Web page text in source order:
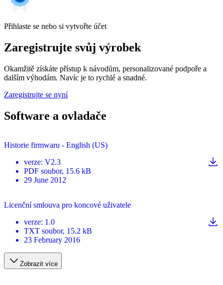
Přihlaste se nebo si vytvořte účet
Zaregistrujte svůj výrobek
Okamžitě získáte přístup k návodům, personalizované podpoře a
dalším výhodám. Navíc je to rychlé a snadné.
Zaregistrujte se nyní
Software a ovladače
Historie firmwaru - English (US)
verze: V2.3
PDF soubor, 15.6 kB
29 June 2012
Licenční smlouva pro koncové uživatele
verze: 1.0
TXT soubor, 15.2 kB
23 February 2016
Zobrazit více